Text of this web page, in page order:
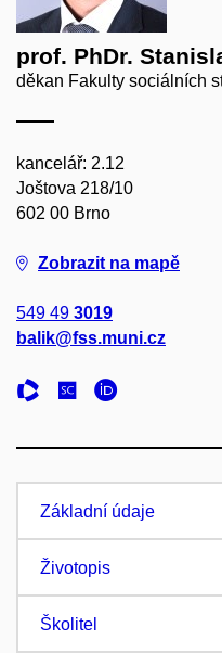
prof. PhDr.
děkan Fakulty sociálních
kancelář: 2.12
Joštova 218/10
602 00 Brno
Zobrazit na mapě
549 49 3019
balik@fss.muni.cz
Základní údaje
Životopis
Školitel